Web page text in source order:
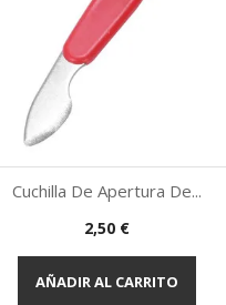
Vista rápida
Cuchilla De Apertura De...
Precio
2,50 €
AÑADIR AL CARRITO